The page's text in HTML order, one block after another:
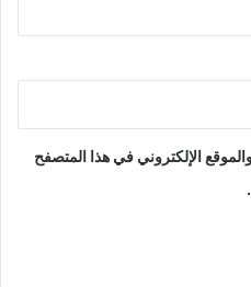
الإلكتروني في هذا المتصفح